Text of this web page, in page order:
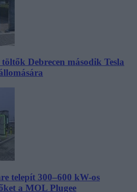
Debrecen második Tesla
telepít 300–600 kW-os
a MOL Plugee